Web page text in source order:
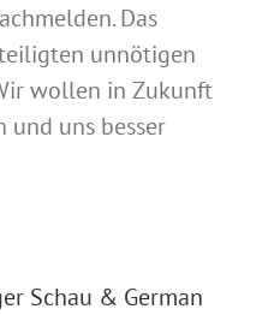
Das
unnötigen
wollen in Zukunft
und uns besser
Schau & German